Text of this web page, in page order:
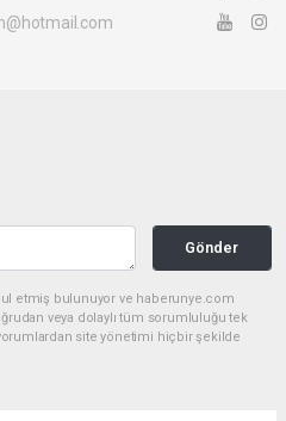
Gönder
etmiş bulunuyor ve haberunye.com
veya dolaylı tüm sorumluluğu tek
site yönetimi hiçbir şekilde